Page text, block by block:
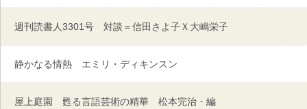
週刊読書人3301号 対談＝信田さよ子Ｘ大嶋栄子
静かなる情熱 エミリ・ディキンスン
屋上庭園 甦る言語芸術の精華 松本完治・編